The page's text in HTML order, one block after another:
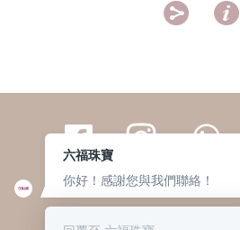
 
繁體 | 簡体
六福珠寶
你好！感謝您與我們聯絡！